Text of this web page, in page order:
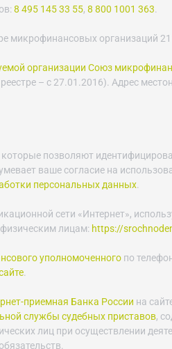
8 495 145 33 55, 8 800 1001 363
микрофинансовых организаций
организации Союз
реестре – с 27.01.2016). Адрес
позволяют
ваше согласие на
персональных данных
сети «Интернет»,
лицам: https://
уполномоченного по
приемная Банка России на
службы судебных приставов,
лиц при осуществлении